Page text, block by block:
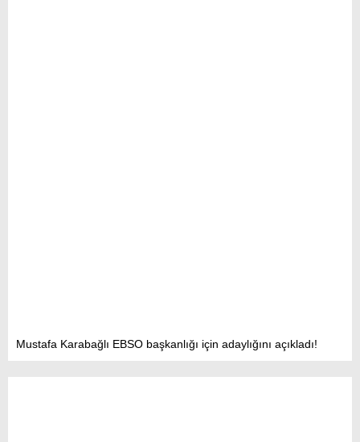
Mustafa Karabağlı EBSO başkanlığı için adaylığını açıkladı!